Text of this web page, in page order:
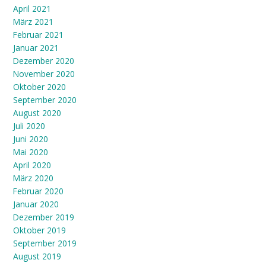
April 2021
März 2021
Februar 2021
Januar 2021
Dezember 2020
November 2020
Oktober 2020
September 2020
August 2020
Juli 2020
Juni 2020
Mai 2020
April 2020
März 2020
Februar 2020
Januar 2020
Dezember 2019
Oktober 2019
September 2019
August 2019